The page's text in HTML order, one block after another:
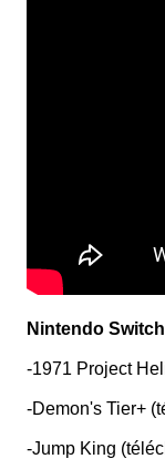
Nintendo Switch
-1971 Project
-Demon's Tier+
-Jump King